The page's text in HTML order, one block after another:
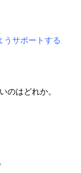
サポートする
のはどれか。